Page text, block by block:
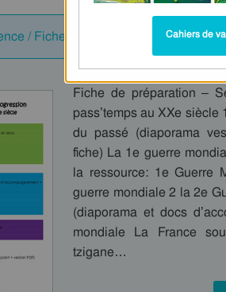
/ Fiche de prep - La première
Fiche de préparation –
pass’temps au XXe
du passé (diaporama
fiche) La 1e guerre
la ressource: 1e Guerre
guerre mondiale 2 la 2e
(diaporama et docs
mondiale La France
tzigane…
Cahiers de